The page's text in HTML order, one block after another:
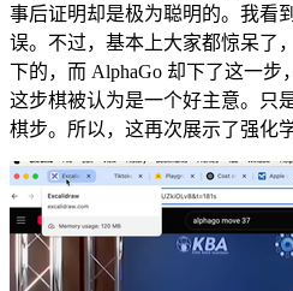
事后证明却是极为聪明的。我看
误。不过，基本上大家都惊呆了
下的，而 AlphaGo 却下了这一步
这步棋被认为是一个好主意。只
棋步。所以，这再次展示了强化